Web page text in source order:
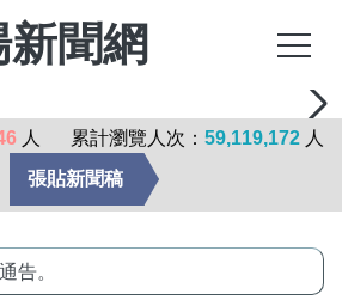
新聞網
人 累計瀏覽人次： 59,119,172 人
張貼新聞稿
告。